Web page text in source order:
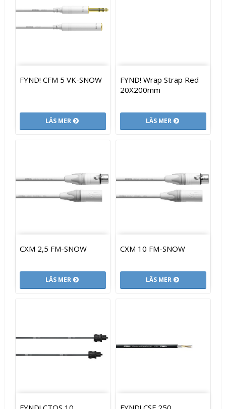
FYND! CFM 5 VK-SNOW
LÄS MER
FYND! Wrap Strap Red
20X200mm
LÄS MER
CXM 2,5 FM-SNOW
LÄS MER
CXM 10 FM-SNOW
LÄS MER